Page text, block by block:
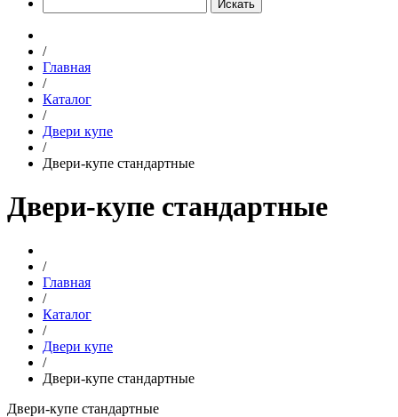
Искать
/
Главная
/
Каталог
/
Двери купе
/
Двери-купе стандартные
Двери-купе стандартные
/
Главная
/
Каталог
/
Двери купе
/
Двери-купе стандартные
Двери-купе стандартные